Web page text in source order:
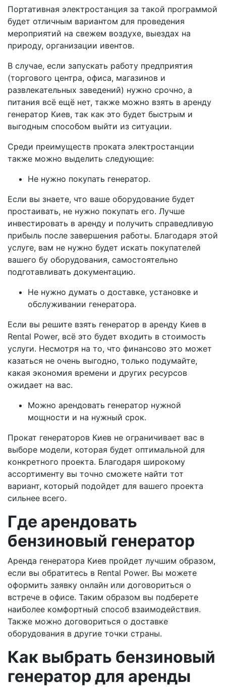
Портативная электростанция за такой программой
будет отличным вариантом для проведения
мероприятий на свежем воздухе, выездах на
природу, организации ивентов.
В случае, если запускать работу предприятия
(торгового центра, офиса, магазинов и
развлекательных заведений) нужно срочно, а
питания всё ещё нет, также можно взять в аренду
генератор Киев, так как это будет быстрым и
выгодным способом выйти из ситуации.
Среди преимуществ проката электростанции
также можно выделить следующие:
Не нужно покупать генератор.
Если вы знаете, что ваше оборудование будет
простаивать, не нужно покупать его. Лучше
инвестировать в аренду и получить справедливую
прибыль после завершения работы. Благодаря этой
услуге, вам не нужно будет искать покупателей
вашего бу оборудования, самостоятельно
подготавливать документацию.
Не нужно думать о доставке, установке и
обслуживании генератора.
Если вы решите взять генератор в аренду Киев в
Rental Power, всё это будет входить в стоимость
услуги. Несмотря на то, что финансово это может
казаться не очень выгодно, только подумайте,
какая экономия времени и других ресурсов
ожидает на вас.
Можно арендовать генератор нужной
мощности и на нужный срок.
Прокат генераторов Киев не ограничивает вас в
выборе модели, которая будет оптимальной для
конкретного проекта. Благодаря широкому
ассортименту вы точно сможете найти тот
вариант, который подойдет для вашего проекта
сильнее всего.
Где арендовать
бензиновый генератор
Аренда генератора Киев пройдет лучшим образом,
если вы обратитесь в Rental Power. Вы можете
оформить заявку онлайн или договориться о
встрече в офисе. Таким образом вы подберете
наиболее комфортный способ взаимодействия.
Также можно договориться о доставке
оборудования в другие точки страны.
Как выбрать бензиновый
генератор для аренды